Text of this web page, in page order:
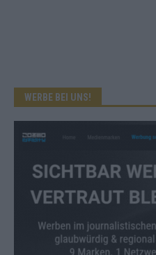
WERBE BEI UNS!